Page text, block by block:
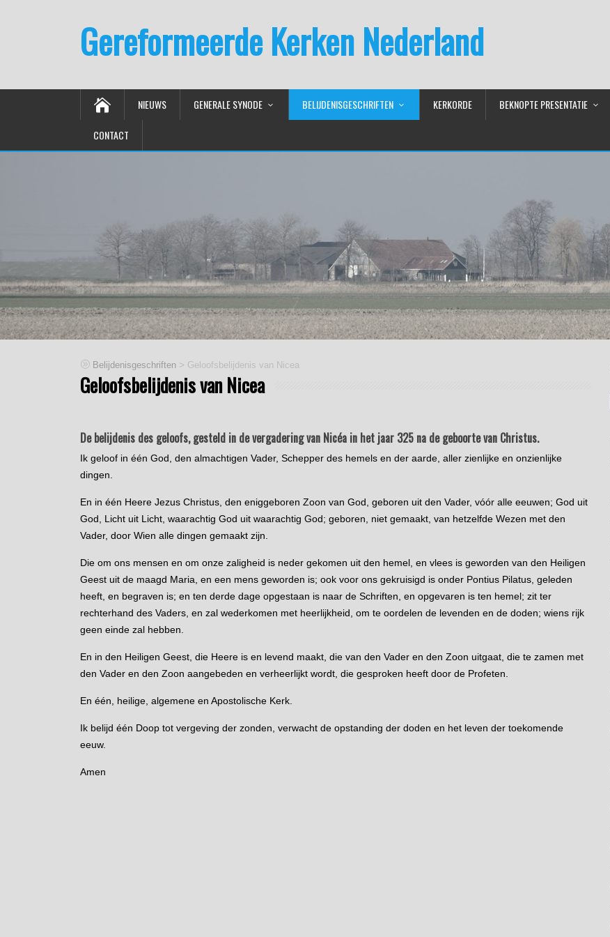
Gereformeerde Kerken Nederland
NIEUWS GENERALE SYNODE BELIJDENISGESCHRIFTEN KERKORDE BEKNOPTE PRESENTATIE
CONTACT
Belijdenisgeschriften > Geloofsbelijdenis van Nicea
Geloofsbelijdenis van Nicea
De belijdenis des geloofs, gesteld in de vergadering van Nicéa in het jaar 325 na de geboorte van Christus.
Ik geloof in één God, den almachtigen Vader, Schepper des hemels en der aarde, aller zienlijke en onzienlijke
dingen.
En in één Heere Jezus Christus, den eniggeboren Zoon van God, geboren uit den Vader, vóór alle eeuwen; God uit
God, Licht uit Licht, waarachtig God uit waarachtig God; geboren, niet gemaakt, van hetzelfde Wezen met den
Vader, door Wien alle dingen gemaakt zijn.
Die om ons mensen en om onze zaligheid is neder gekomen uit den hemel, en vlees is geworden van den Heiligen
Geest uit de maagd Maria, en een mens geworden is; ook voor ons gekruisigd is onder Pontius Pilatus, geleden
heeft, en begraven is; en ten derde dage opgestaan is naar de Schriften, en opgevaren is ten hemel; zit ter
rechterhand des Vaders, en zal wederkomen met heerlijkheid, om te oordelen de levenden en de doden; wiens rijk
geen einde zal hebben.
En in den Heiligen Geest, die Heere is en levend maakt, die van den Vader en den Zoon uitgaat, die te zamen met
den Vader en den Zoon aangebeden en verheerlijkt wordt, die gesproken heeft door de Profeten.
En één, heilige, algemene en Apostolische Kerk.
Ik belijd één Doop tot vergeving der zonden, verwacht de opstanding der doden en het leven der toekomende
eeuw.
Amen